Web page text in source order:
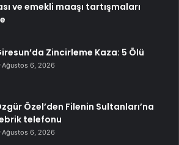
ve emekli maaşı tartışmaları
Zincirleme Kaza: 5 Ölü
Ağustos 6, 2026
Özel’den Filenin Sultanları’na
telefonu
Ağustos 6, 2026